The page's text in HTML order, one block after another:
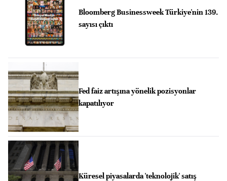
Bloomberg Businessweek Türkiye'nin 139.
sayısı çıktı
Fed faiz artışına yönelik pozisyonlar
kapatılıyor
Küresel piyasalarda 'teknolojik' satış